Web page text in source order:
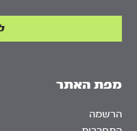
מפת האתר
הרשמה